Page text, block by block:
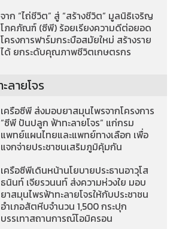
จาก “ไถ่ชีวิต” สู่ “สร้างชีวิต” มูลนิธิเจริญ
โภคภัณฑ์ (ซีพี) ร้อยเรียงความดีต่อยอด
โครงการฟาร์มกระบือสมัยใหม่ สร้างราย
ได้ ยกระดับคุณภาพชีวิตเกษตรกร
ลายโจร
เครือซีพี ส่งมอบยาสมุนไพรจากโครงการ
“ซีพี ปันปลูก ฟ้าทะลายโจร” แก่กรม
แพทย์แผนไทยและแพทย์ทางเลือก เพื่อ
แจกจ่ายประชาชนเสริมภูมิคุ้มกัน
เครือซีพีเดินหน้านโยบายประธานอาวุโส
ธนินท์ เจียรวนนท์ ส่งความห่วงใย มอบ
ยาสมุนไพรฟ้าทะลายโจรให้กับประชาชน
อำเภอสัตหีบจำนวน 1,500 กระปุก
บรรเทาสถานการณ์โอมิครอน